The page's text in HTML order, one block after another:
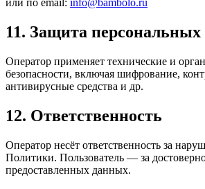
или по email: info@bambolo.ru
11. Защита
Оператор применяет технические и
безопасности, включая шифрование,
антивирусные средства и др.
12. Ответственность
Оператор несёт ответственность за
Политики. Пользователь — за
предоставленных данных.